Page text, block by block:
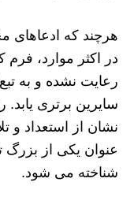
هرچند که ادعاهای
در اکثر موارد،
رعایت نشده و به
سایرین برتری
نشان از استعداد و
عنوان یکی از بزرگ‌
شناخته می‌ شود.